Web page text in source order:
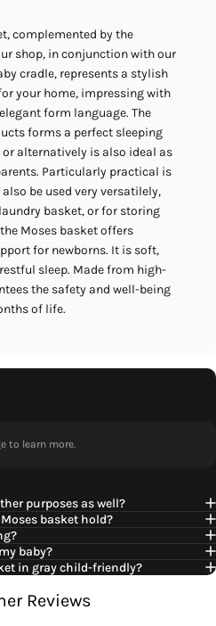
complemented by the
shop, in conjunction with our
cradle, represents a stylish
your home, impressing with
form language. The
forms a perfect sleeping
alternatively is also ideal as
Particularly practical is
be used very versatilely,
basket, or for storing
Moses basket offers
for newborns. It is soft,
sleep. Made from high-
the safety and well-being
of life.
to learn more.
purposes as well?
basket hold?
baby?
in gray child-friendly?
Reviews